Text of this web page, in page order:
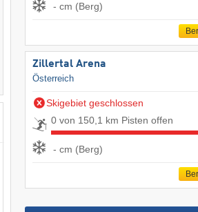
- cm (Berg)
Zillertal Arena
Österreich
Skigebiet geschlossen
0 von 150,1 km Pisten offen
- cm (Berg)